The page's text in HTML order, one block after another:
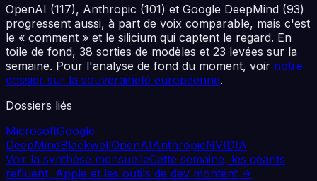
OpenAI (117), Anthropic (101) et Google DeepMind (93)
progressent aussi, à part de voix comparable, mais c'est
le « comment » et le silicium qui captent le regard. En
toile de fond, 38 sorties de modèles et 23 levées sur la
semaine. Pour l'analyse de fond du moment, voir notre
dossier sur la souveraineté européenne.
Dossiers liés
MicrosoftGoogle
DeepMindBlackwellOpenAIAnthropicNVIDIA
Voir la synthèse mensuelleCette semaine, les géants
refluent, Apple et les outils de dev montent →